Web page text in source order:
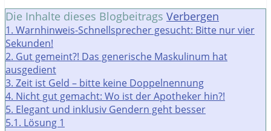
Die Inhalte dieses Blogbeitrags Verbergen
1. Warnhinweis-Schnellsprecher gesucht: Bitte nur vier
Sekunden!
2. Gut gemeint?! Das generische Maskulinum hat
ausgedient
3. Zeit ist Geld – bitte keine Doppelnennung
4. Nicht gut gemacht: Wo ist der Apotheker hin?!
5. Elegant und inklusiv Gendern geht besser
5.1. Lösung 1